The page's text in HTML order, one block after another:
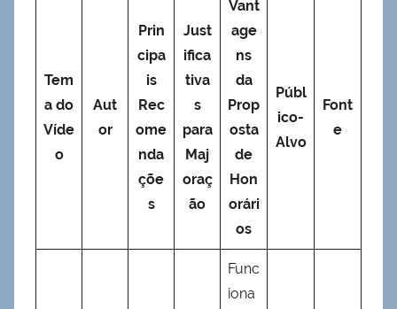
Tem
a do
Víde
o
Aut
or
Prin
cipa
is
Rec
ome
nda
çõe
s
Just
ifica
tiva
s
para
Maj
oraç
ão
Vant
age
ns
da
Prop
osta
de
Hon
orári
os
Públ
ico-
Alvo
Font
e
Func
iona